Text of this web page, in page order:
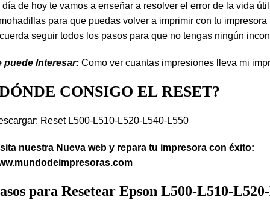
día de hoy te vamos a enseñar a resolver el error de la vida
para que puedas volver a imprimir con tu impresora
seguir todos los pasos para que no tengas ningún
puede Interesar: Como ver cuantas impresiones lleva mi
CONSIGO EL RESET?
Reset L500-L510-L520-L540-L550
nuestra Nueva web y repara tu impresora con éxito:
para Resetear Epson L500-L510-